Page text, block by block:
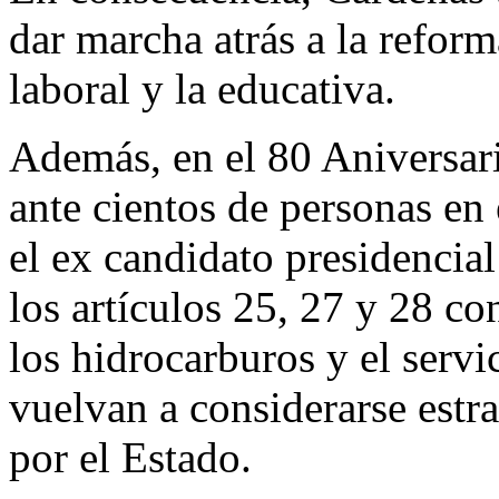
dar marcha atrás a la
laboral y la educativa.
Además, en el 80
ante cientos de personas
el ex candidato
los artículos 25, 27 y 28
los hidrocarburos y el
vuelvan a considerarse
por el Estado.